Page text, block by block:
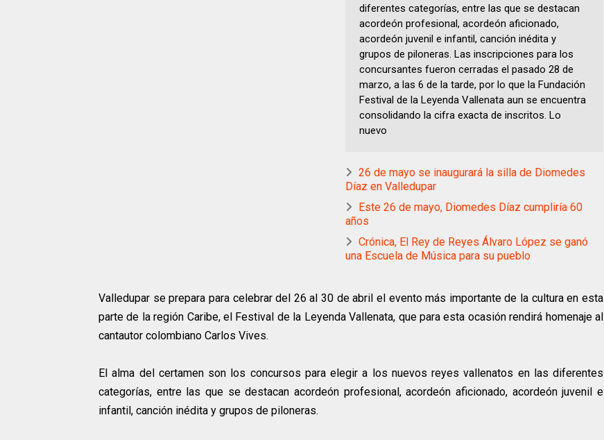
diferentes categorías, entre las que se destacan
acordeón profesional, acordeón aficionado,
acordeón juvenil e infantil, canción inédita y
grupos de piloneras. Las inscripciones para los
concursantes fueron cerradas el pasado 28 de
marzo, a las 6 de la tarde, por lo que la Fundación
Festival de la Leyenda Vallenata aun se encuentra
consolidando la cifra exacta de inscritos. Lo
nuevo
26 de mayo se inaugurará la silla de Diomedes
Díaz en Valledupar
Este 26 de mayo, Diomedes Díaz cumpliría 60
años
Crónica, El Rey de Reyes Álvaro López se ganó
una Escuela de Música para su pueblo
Valledupar se prepara para celebrar del 26 al 30 de abril el evento más importante de la cultura en esta
parte de la región Caribe, el Festival de la Leyenda Vallenata, que para esta ocasión rendirá homenaje al
cantautor colombiano Carlos Vives.
El alma del certamen son los concursos para elegir a los nuevos reyes vallenatos en las diferentes
categorías, entre las que se destacan acordeón profesional, acordeón aficionado, acordeón juvenil e
infantil, canción inédita y grupos de piloneras.